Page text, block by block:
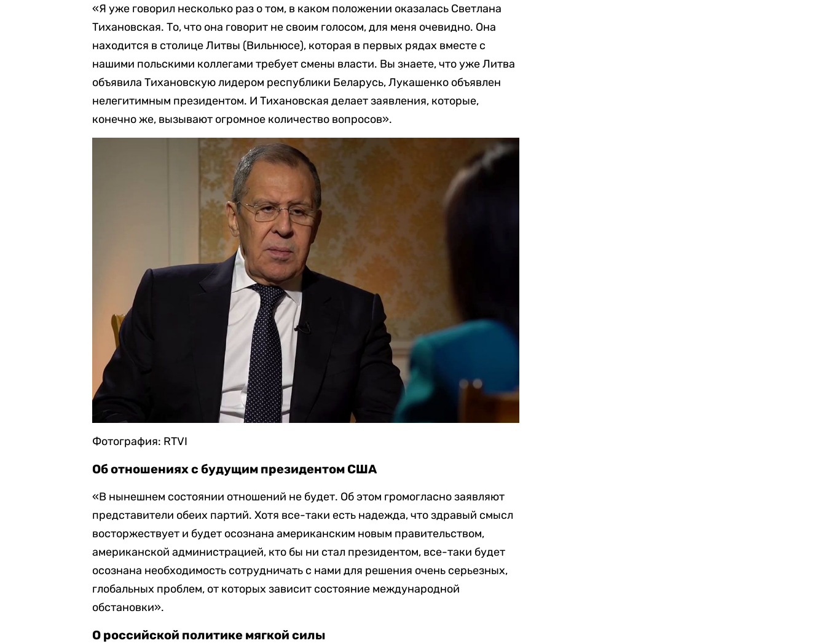
«Я уже говорил несколько раз о том, в каком положении оказалась Светлана
Тихановская. То, что она говорит не своим голосом, для меня очевидно. Она
находится в столице Литвы (Вильнюсе), которая в первых рядах вместе с
нашими польскими коллегами требует смены власти. Вы знаете, что уже Литва
объявила Тихановскую лидером республики Беларусь, Лукашенко объявлен
нелегитимным президентом. И Тихановская делает заявления, которые,
конечно же, вызывают огромное количество вопросов».
Фотография: RTVI
Об отношениях с будущим президентом США
«В нынешнем состоянии отношений не будет. Об этом громогласно заявляют
представители обеих партий. Хотя все-таки есть надежда, что здравый смысл
восторжествует и будет осознана американским новым правительством,
американской администрацией, кто бы ни стал президентом, все-таки будет
осознана необходимость сотрудничать с нами для решения очень серьезных,
глобальных проблем, от которых зависит состояние международной
обстановки».
О российской политике мягкой силы